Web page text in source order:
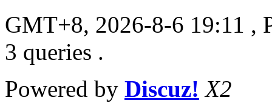
GMT+8, 2026-8-6 19:11 ,
3 queries .
Powered by Discuz! X2